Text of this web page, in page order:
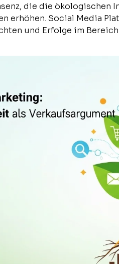
die die ökologischen
erhöhen. Social Media
und Erfolge im